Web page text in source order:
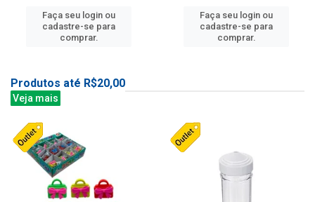
Faça seu login ou
cadastre-se para
comprar.
Faça seu login ou
cadastre-se para
comprar.
Produtos até R$20,00
Veja mais